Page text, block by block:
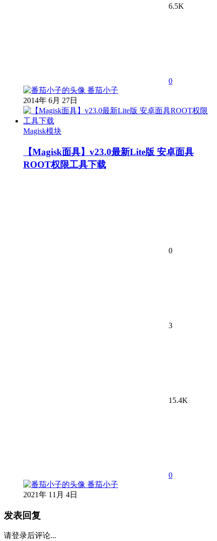
6.5K
0
番茄小子
2014年 6月 27日
Magisk模块
【Magisk面具】v23.0最新Lite版 安卓面具
ROOT权限工具下载
0
3
15.4K
0
番茄小子
2021年 11月 4日
发表回复
请登录后评论...